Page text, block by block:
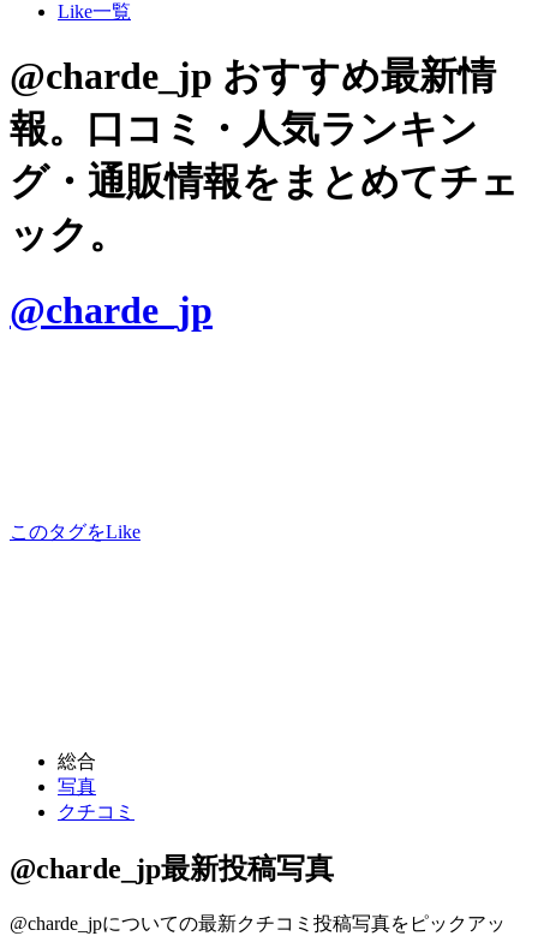
Like一覧
@charde_jp おすすめ最新情
報。口コミ・人気ランキン
グ・通販情報をまとめてチェ
ック。
@charde_jp
このタグをLike
総合
写真
クチコミ
@charde_jp最新投稿写真
@charde_jpについての最新クチコミ投稿写真をピックアッ